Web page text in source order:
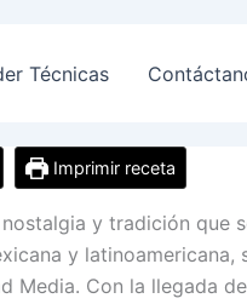
Técnicas
Imprimir receta
y tradición que
y latinoamericana,
Media. Con la llegada